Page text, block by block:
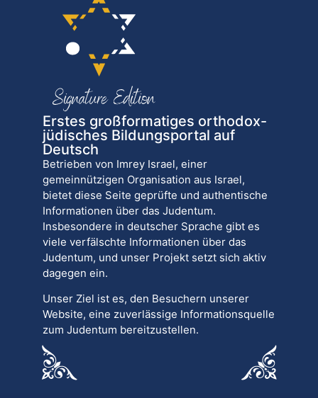
Erstes großformatiges orthodox-
jüdisches Bildungsportal auf
Deutsch
Betrieben von Imrey Israel, einer
gemeinnützigen Organisation aus Israel,
bietet diese Seite geprüfte und authentische
Informationen über das Judentum.
Insbesondere in deutscher Sprache gibt es
viele verfälschte Informationen über das
Judentum, und unser Projekt setzt sich aktiv
dagegen ein.
Unser Ziel ist es, den Besuchern unserer
Website, eine zuverlässige Informationsquelle
zum Judentum bereitzustellen.